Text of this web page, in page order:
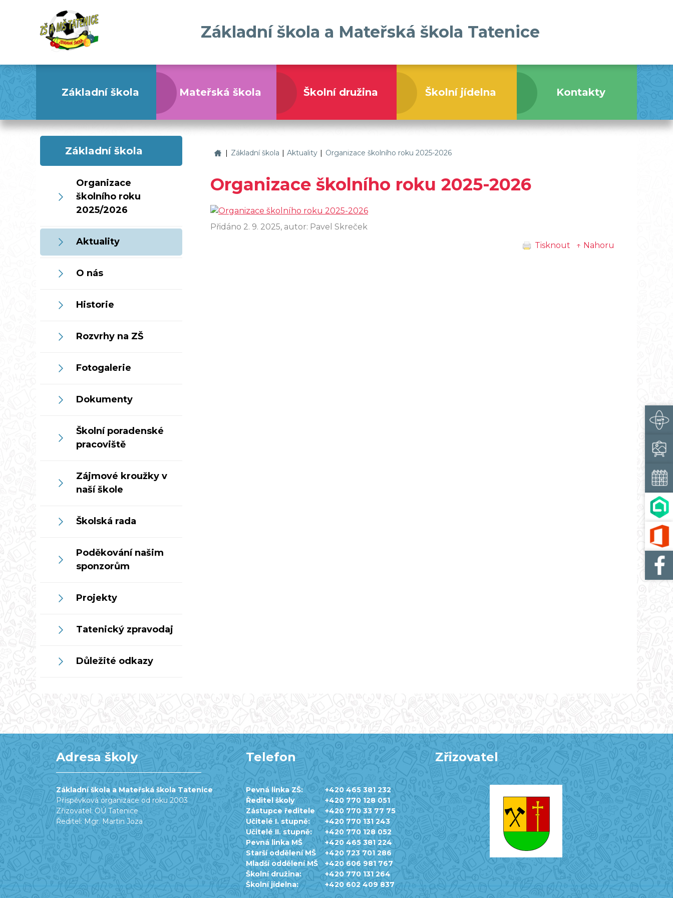
Základní škola a Mateřská škola Tatenice
Základní škola Mateřská škola Školní družina Školní jídelna Kontakty
Základní škola a Mateřská škola Tatenice
| Základní škola | Aktuality | Organizace školního roku 2025-2026
Organizace školního roku 2025-2026
Přidáno 2. 9. 2025, autor: Pavel Skreček
Tisknout
↑ Nahoru
Základní škola
Organizace
školního roku
2025/2026
Aktuality
O nás
Historie
Rozvrhy na ZŠ
Fotogalerie
Dokumenty
Školní poradenské
pracoviště
Zájmové kroužky v
naší škole
Školská rada
Poděkování našim
sponzorům
Projekty
Tatenický zpravodaj
Důležité odkazy
Adresa školy
Základní škola a Mateřská škola Tatenice
Příspěvková organizace od roku 2003
Zřizovatel: OÚ Tatenice
Ředitel: Mgr. Martin Joza
Telefon
Pevná linka ZŠ:
+420 465 381 232
Ředitel školy
+420 770 128 051
Zástupce ředitele
+420 770 33 77 75
Učitelé I. stupně:
+420 770 131 243
Učitelé II. stupně:
+420 770 128 052
Pevná linka MŠ
+420 465 381 224
Starší oddělení MŠ
+420 723 701 286
Mladší oddělení MŠ
+420 606 981 767
Školní družina:
+420 770 131 264
Školní jídelna:
+420 602 409 837
Zřizovatel